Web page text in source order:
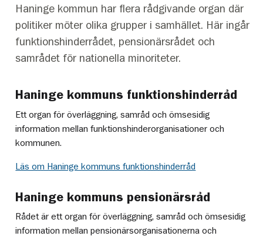
Haninge kommun har flera rådgivande organ där
politiker möter olika grupper i samhället. Här ingår
funktionshinderrådet, pensionärsrådet och
samrådet för nationella minoriteter.
Haninge kommuns funktionshinderråd
Ett organ för överläggning, samråd och ömsesidig
information mellan funktionshinderorganisationer och
kommunen.
Läs om Haninge kommuns funktionshinderråd
Haninge kommuns pensionärsråd
Rådet är ett organ för överläggning, samråd och ömsesidig
information mellan pensionärsorganisationerna och